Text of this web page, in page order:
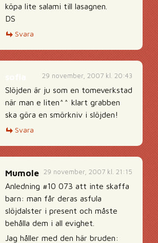
köpa lite salami till lasagnen.
DS
Svara
29 november, 2007 kl. 20:43
Slöjden är ju som en tomeverkstad
när man e liten^^ klart grabben
ska göra en smörkniv i slöjden!
Svara
29 november, 2007 kl. 21:15
Mumole
Anledning #10 073 att inte skaffa
barn: man får deras asfula
slöjdalster i present och måste
behålla dem i all evighet.
Jag håller med den här bruden: